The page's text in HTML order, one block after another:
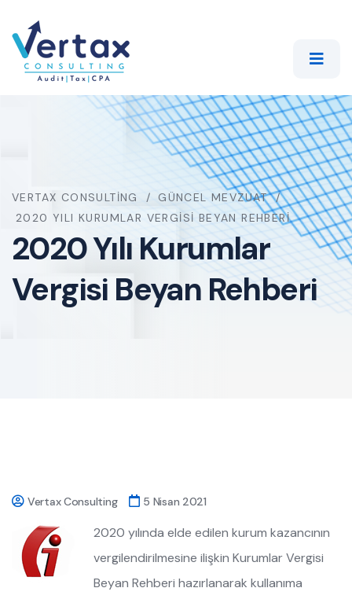
VERTAX CONSULTING
GÜNCEL MEVZUAT
2020 YILI KURUMLAR VERGISI BEYAN REHBERI
2020 Yılı Kurumlar
Vergisi Beyan Rehberi
Vertax Consulting 5 Nisan 2021
2020 yılında elde edilen kurum kazancının
vergilendirilmesine ilişkin Kurumlar Vergisi
Beyan Rehberi hazırlanarak kullanıma